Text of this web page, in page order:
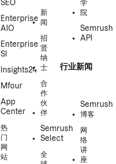
SEO
Enterprise
AIO
Enterprise
SI
Insights24
Mfour
App
Center
热
门
网
站
新
闻
招
贤
纳
士
合
作
伙
伴
Semrush
Select
全
学
院
Semrush
API
行业新闻
Semrush
博客
网
络
讲
座